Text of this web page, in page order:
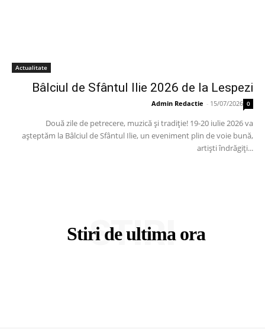
Actualitate
Bâlciul de Sfântul Ilie 2026 de la Lespezi
Admin Redactie - 15/07/2026 0
Două zile de petrecere, muzică și tradiție! 19-20 iulie 2026 va
așteptăm la Bâlciul de Sfântul Ilie, un eveniment plin de voie bună,
artiști îndrăgiți...
Stiri de ultima ora
STIRI